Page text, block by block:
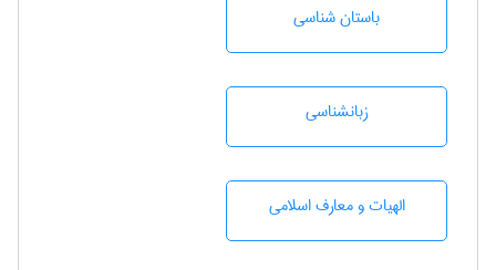
باستان شناسی
زبانشناسی
الهیات و معارف اسلامی